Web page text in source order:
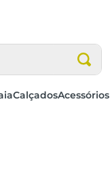
CalçadosAcessórios